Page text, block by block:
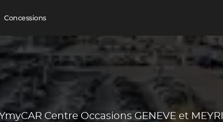
Concessions
Centre Occasions GENEVE et